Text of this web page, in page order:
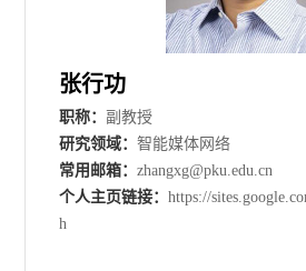
张行功
职称：副教授
研究领域：智能媒体网络
常用邮箱：zhangxg@pku.edu.cn
个人主页链接：https://
h